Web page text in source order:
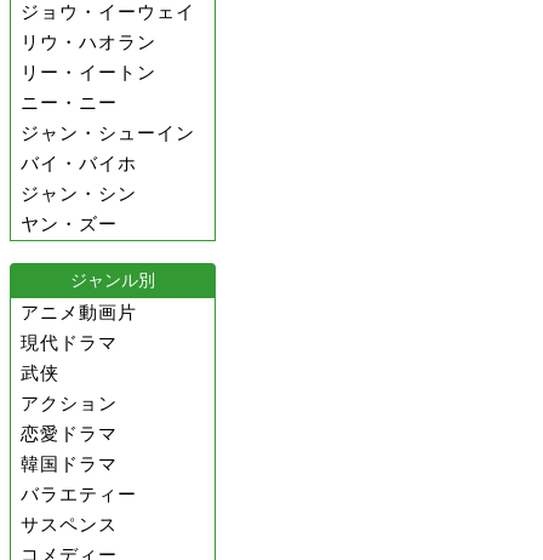
ジョウ・イーウェイ
リウ・ハオラン
リー・イートン
ニー・ニー
ジャン・シューイン
バイ・バイホ
ジャン・シン
ヤン・ズー
ジャンル別
アニメ動画片
現代ドラマ
武侠
アクション
恋愛ドラマ
韓国ドラマ
バラエティー
サスペンス
コメディー